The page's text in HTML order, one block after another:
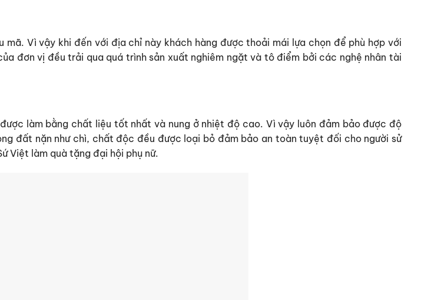
Vì vậy khi đến với địa chỉ này khách hàng được thoải mái lựa chọn để phù hợp với
đơn vị đều trải qua quá trình sản xuất nghiêm ngặt và tô điểm bởi các nghệ nhân tài
làm bằng chất liệu tốt nhất và nung ở nhiệt độ cao. Vì vậy luôn đảm bảo được độ
đất nặn như chì, chất độc đều được loại bỏ đảm bảo an toàn tuyệt đối cho người sử
Việt làm quà tặng đại hội phụ nữ.